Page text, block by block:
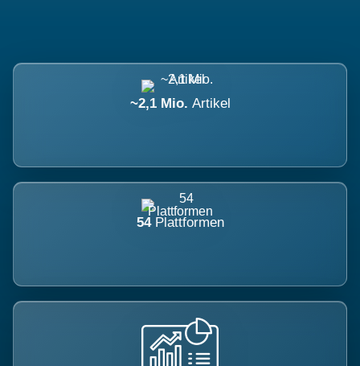
~2,1 Mio. Artikel
54 Plattformen